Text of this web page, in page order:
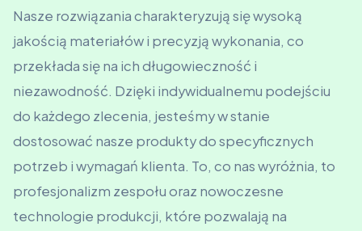
Nasze rozwiązania charakteryzują się wysoką
jakością materiałów i precyzją wykonania, co
przekłada się na ich długowieczność i
niezawodność. Dzięki indywidualnemu podejściu
do każdego zlecenia, jesteśmy w stanie
dostosować nasze produkty do specyficznych
potrzeb i wymagań klienta. To, co nas wyróżnia, to
profesjonalizm zespołu oraz nowoczesne
technologie produkcji, które pozwalają na